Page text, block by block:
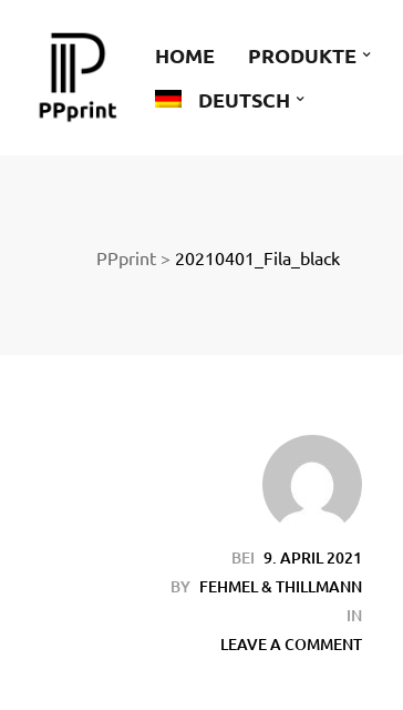
HOME PRODUKTE
DEUTSCH
PPprint > 20210401_Fila_black
BEI 9. APRIL 2021
BY FEHMEL & THILLMANN
IN
LEAVE A COMMENT